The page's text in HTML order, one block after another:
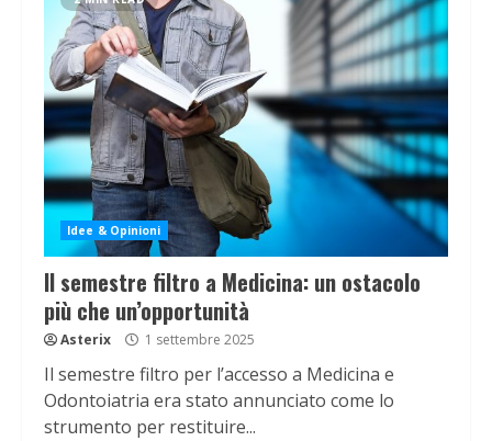
Idee & Opinioni
Il semestre filtro a Medicina: un ostacolo
più che un’opportunità
Asterix 1 settembre 2025
Il semestre filtro per l’accesso a Medicina e
Odontoiatria era stato annunciato come lo
strumento per restituire...